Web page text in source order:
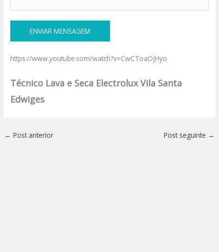
https://www.youtube.com/watch?v=CwCToaOJHyo
Técnico Lava e Seca Electrolux Vila Santa
Edwiges
← Post anterior Post seguinte →